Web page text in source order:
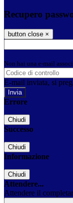
Recupero
button close ×
Non hai una e-mail
E-mail inviata, si
Errore
Chiudi
Successo
Chiudi
Informazione
Chiudi
Attendere...
Attendere il